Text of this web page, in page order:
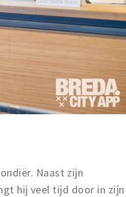
Naast zijn
hij veel tijd door in zijn